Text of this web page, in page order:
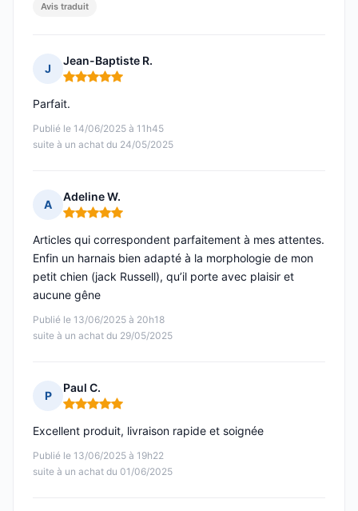
Avis traduit
J
Jean-Baptiste R.
Note : 5 sur 5
Publié le 14/06/2025 à 11h45
suite à un achat du 24/05/2025
Parfait.
A
Adeline W.
Note : 5 sur 5
Publié le 13/06/2025 à 20h18
suite à un achat du 29/05/2025
Articles qui correspondent parfaitement à mes attentes.
Enfin un harnais bien adapté à la morphologie de mon
petit chien (jack Russell), qu’il porte avec plaisir et
aucune gêne
P
Paul C.
Note : 5 sur 5
Publié le 13/06/2025 à 19h22
suite à un achat du 01/06/2025
Excellent produit, livraison rapide et soignée